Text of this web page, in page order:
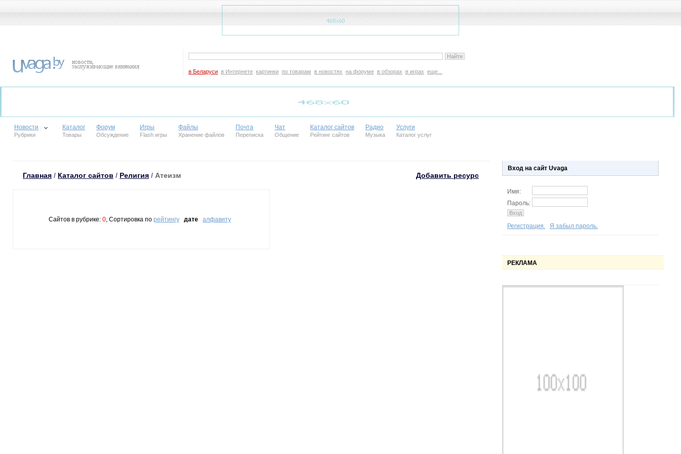
в Беларуси в Интернете картинки по товарам в новостях на форуме в обзорах в играх еще...
Новости
Рубрики
Каталог
Товары
Форум
Обсуждение
Игры
Flash игры
Файлы
Хранение файлов
Почта
Переписка
Чат
Общение
Каталог сайтов
Рейтинг сайтов
Радио
Музыка
Услуги
Каталог услуг
Главная / Каталог сайтов / Религия / Атеизм Добавить ресурс
Сайтов в рубрике: 0, Сортировка по рейтингу дате алфавиту
Вход на сайт Uvaga
Имя:
Пароль:
Регистрация. Я забыл пароль.
РЕКЛАМА